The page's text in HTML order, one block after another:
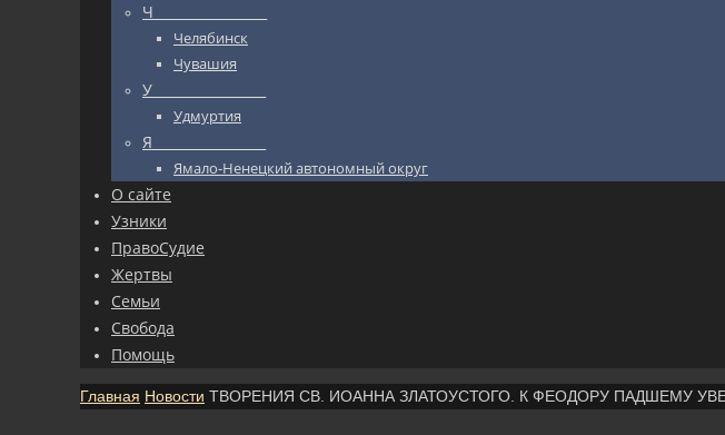
Ч_________________
Челябинск
Чувашия
У_________________
Удмуртия
Я_________________
Ямало-Ненецкий автономный округ
О сайте
Узники
ПравоСудие
Жертвы
Семьи
Свобода
Помощь
Главная Новости ТВОРЕНИЯ СВ. ИОАННА ЗЛАТОУСТОГО. К ФЕОДОРУ ПАДШЕМУ